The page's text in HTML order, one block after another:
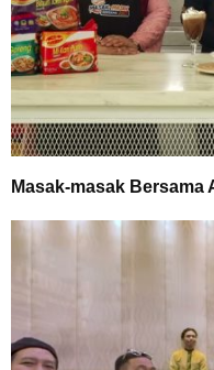
Masak-masak Bersama